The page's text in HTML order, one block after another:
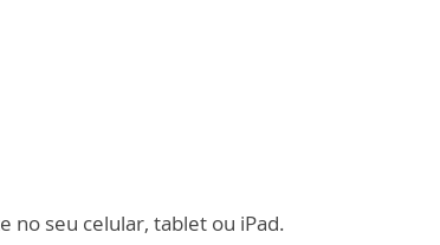
no seu celular, tablet ou iPad.